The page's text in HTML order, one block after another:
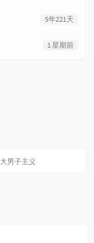
5年221天
1 星期前
大男子主义